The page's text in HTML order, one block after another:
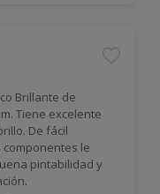
Brillante de
Tiene excelente
De fácil
componentes le
pintabilidad y